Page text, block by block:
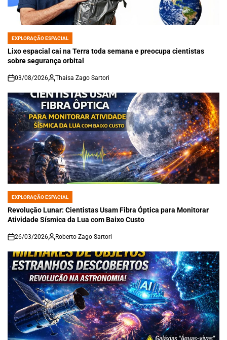
POSTED
IN
EXPLORAÇÃO ESPACIAL
Lixo espacial cai na Terra toda semana e preocupa cientistas
sobre segurança orbital
on
03/08/2026 Thaisa Zago Sartori
POSTED
IN
EXPLORAÇÃO ESPACIAL
Revolução Lunar: Cientistas Usam Fibra Óptica para Monitorar
Atividade Sísmica da Lua com Baixo Custo
on
26/03/2026 Roberto Zago Sartori